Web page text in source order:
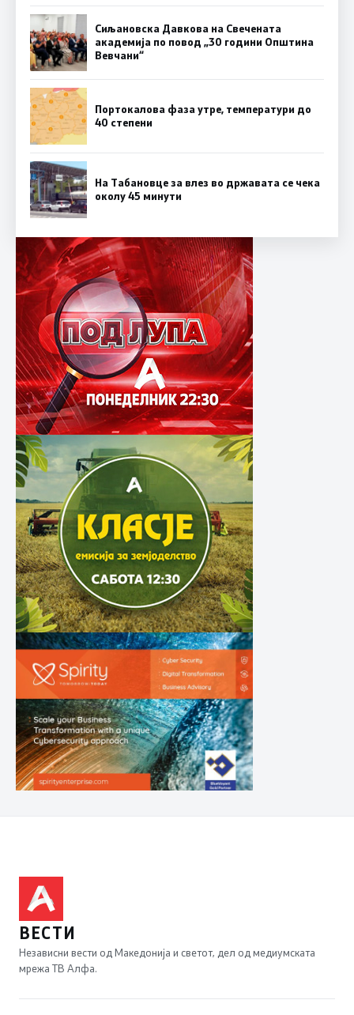
Сиљановска Давкова на Свечената
академија по повод „30 години Општина
Вевчани“
Портокалова фаза утре, температури до
40 степени
На Табановце за влез во државата се чека
околу 45 минути
ВЕСТИ
Независни вести од Македонија и светот, дел од медиумската
мрежа ТВ Алфа.